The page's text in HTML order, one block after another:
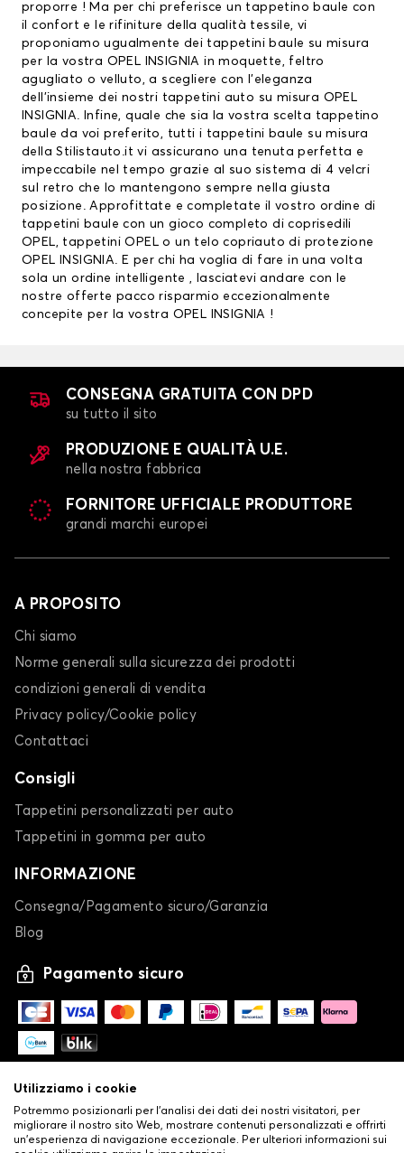
proporre ! Ma per chi preferisce un tappetino baule con
il confort e le rifiniture della qualità tessile, vi
proponiamo ugualmente dei tappetini baule su misura
per la vostra OPEL INSIGNIA in moquette, feltro
agugliato o velluto, a scegliere con l’eleganza
dell’insieme dei nostri tappetini auto su misura OPEL
INSIGNIA. Infine, quale che sia la vostra scelta tappetino
baule da voi preferito, tutti i tappetini baule su misura
della Stilistauto.it vi assicurano una tenuta perfetta e
impeccabile nel tempo grazie al suo sistema di 4 velcri
sul retro che lo mantengono sempre nella giusta
posizione. Approfittate e completate il vostro ordine di
tappetini baule con un gioco completo dicoprisedili
OPEL, tappetini OPELo un telo copriauto di protezione
OPEL INSIGNIA. E per chi ha voglia di fare in una volta
sola un ordine intelligente , lasciatevi andare con le
nostre offerte pacco risparmio eccezionalmente
concepite per la vostra OPEL INSIGNIA !
CONSEGNA GRATUITA CON DPD
su tutto il sito
PRODUZIONE E QUALITÀ U.E.
nella nostra fabbrica
FORNITORE UFFICIALE PRODUTTORE
grandi marchi europei
A PROPOSITO
Chi siamo
Norme generali sulla sicurezza dei prodotti
condizioni generali di vendita
Privacy policy/Cookie policy
Contattaci
Consigli
Tappetini personalizzati per auto
Tappetini in gomma per auto
INFORMAZIONE
Consegna/Pagamento sicuro/Garanzia
Blog
Pagamento sicuro
Utilizziamo i cookie
Potremmo posizionarli per l'analisi dei dati dei nostri visitatori, per
migliorare il nostro sito Web, mostrare contenuti personalizzati e offrirti
un'esperienza di navigazione eccezionale. Per ulteriori informazioni sui